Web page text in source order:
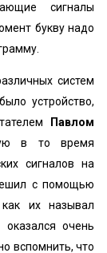
сигналы
букву надо
систем
устройство,
Павлом
в то время
сигналов на
с помощью
как их называл
очень
вспомнить, что